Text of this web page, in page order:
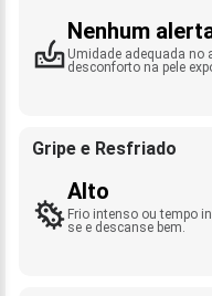
Nenhum
Umidade adequada no
desconforto na pele
Gripe e Resfriado
Alto
Frio intenso ou tempo
se e descanse bem.